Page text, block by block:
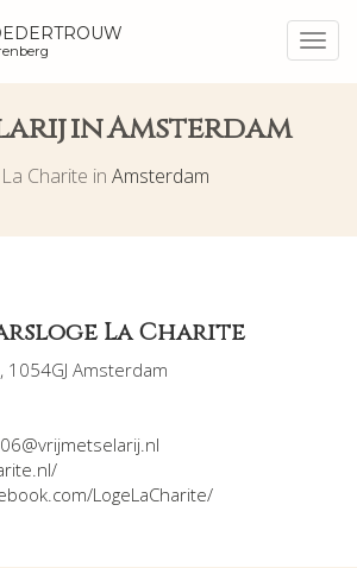
in Amsterdam
Charite in Amsterdam
La Charite
Amsterdam
LogeLaCharite/